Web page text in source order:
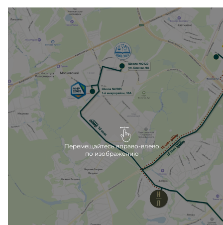
от выбранного маршрута. Подать заявление
на зачисление ребенка в школу можно
на Госуслугах.
Внутри жилого комплекса также запланированы
школа и детский сад, которые откроются сразу
после сдачи второй очереди.
Ближайшие детские сады расположены в 10
минутах езды на машине, вблизи метро Филатов
луг.
Перемещайтесь вправо-влево
по изображению